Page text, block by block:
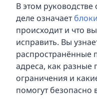
В этом
деле означает
происходит и что
исправить. Вы
распространённые
адреса, как
ограничения и
помогут безопасно